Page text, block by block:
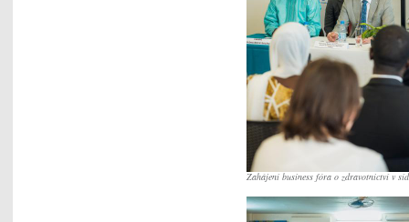
Zahájení business fóra o zdravotnictví v